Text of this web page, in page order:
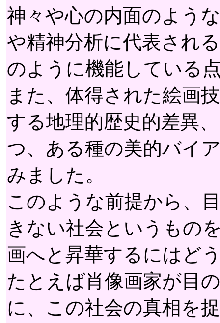
神々や心の内面のよう
や精神分析に代表され
のように機能している
また、体得された絵画
する地理的歴史的差異
つ、ある種の美的バイ
みました。
このような前提から、
きない社会というもの
画へと昇華するにはど
たとえば肖像画家が目
に、この社会の真相を